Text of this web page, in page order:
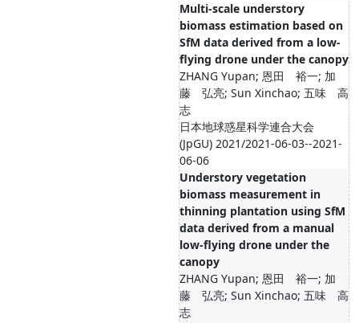
Multi-scale understory
biomass estimation based on
SfM data derived from a low-
flying drone under the canopy
ZHANG Yupan; 恩田 裕一; 加
藤 弘亮; Sun Xinchao; 五味 高
志
日本地球惑星科学連合大会
(JpGU) 2021/2021-06-03--2021-
06-06
Understory vegetation
biomass measurement in
thinning plantation using SfM
data derived from a manual
low-flying drone under the
canopy
ZHANG Yupan; 恩田 裕一; 加
藤 弘亮; Sun Xinchao; 五味 高
志